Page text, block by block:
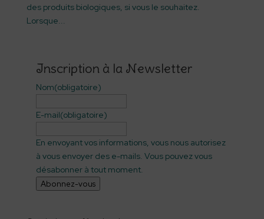
des produits biologiques, si vous le souhaitez.
Lorsque...
Inscription à la Newsletter
Nom(obligatoire)
E-mail(obligatoire)
En envoyant vos informations, vous nous autorisez
à vous envoyer des e-mails. Vous pouvez vous
désabonner à tout moment.
Abonnez-vous